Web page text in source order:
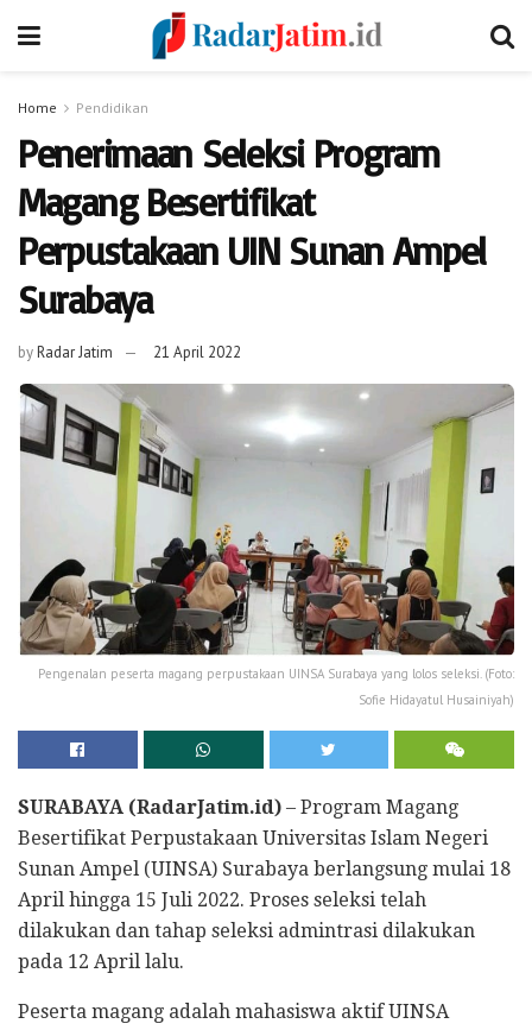
Home Pendidikan
Penerimaan Seleksi Program
Magang Besertifikat
Perpustakaan UIN Sunan Ampel
Surabaya
byRadar Jatim 21 April 2022
Pengenalan peserta magang perpustakaan UINSA Surabaya yang lolos seleksi. (Foto:
Sofie Hidayatul Husainiyah)
SURABAYA (RadarJatim.id) – Program Magang
Besertifikat Perpustakaan Universitas Islam Negeri
Sunan Ampel (UINSA) Surabaya berlangsung mulai 18
April hingga 15 Juli 2022. Proses seleksi telah
dilakukan dan tahap seleksi admintrasi dilakukan
pada 12 April lalu.
Peserta magang adalah mahasiswa aktif UINSA